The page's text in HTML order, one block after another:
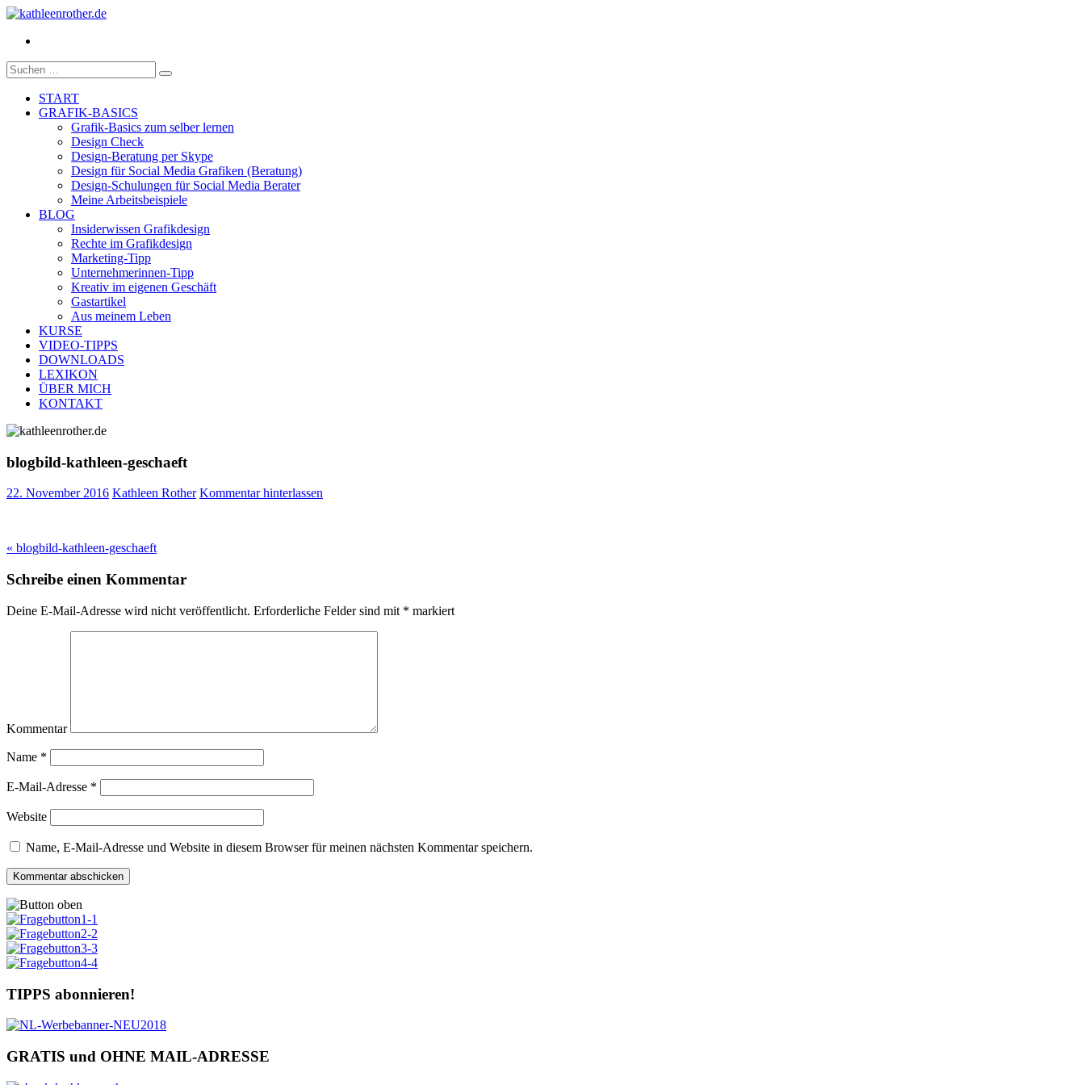
Suche
nach:
START
GRAFIK-BASICS
Grafik-Basics zum selber lernen
Design Check
Design-Beratung per Skype
Design für Social Media Grafiken (Beratung)
Design-Schulungen für Social Media Berater
Meine Arbeitsbeispiele
BLOG
Insiderwissen Grafikdesign
Rechte im Grafikdesign
Marketing-Tipp
Unternehmerinnen-Tipp
Kreativ im eigenen Geschäft
Gastartikel
Aus meinem Leben
KURSE
VIDEO-TIPPS
DOWNLOADS
LEXIKON
ÜBER MICH
KONTAKT
blogbild-kathleen-geschaeft
22. November 2016 Kathleen Rother Kommentar hinterlassen
Beitragsnavigation
« blogbild-kathleen-geschaeft
Schreibe einen Kommentar
Deine E-Mail-Adresse wird nicht veröffentlicht. Erforderliche Felder sind mit * markiert
Kommentar
Name *
E-Mail-Adresse *
Website
Name, E-Mail-Adresse und Website in diesem Browser für meinen nächsten Kommentar speichern.
TIPPS abonnieren!
GRATIS und OHNE MAIL-ADRESSE